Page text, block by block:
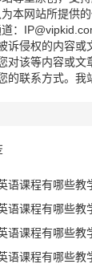
本网站所提供
：
诉侵权的内容或
对该等内容或文
的联系方式。
语课程有哪些教
语课程有哪些教
语课程有哪些教
语课程有哪些教